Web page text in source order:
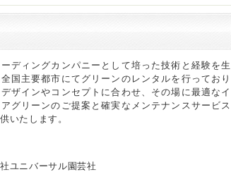
ディングカンパニーとして培った技術と経験を生
国主要都市にてグリーンのレンタルを行っており
ザインやコンセプトに合わせ、その場に最適なイ
グリーンのご提案と確実なメンテナンスサービス
いたします。
ユニバーサル園芸社